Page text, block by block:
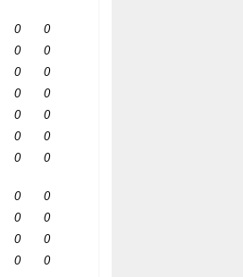
0
0
0
0
0
0
0
0
0
0
0
0
0 0
0
0
0
0
0
0
0
0